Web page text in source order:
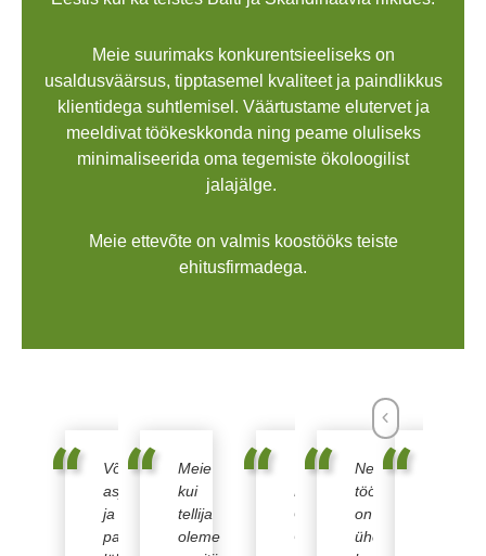
Meie suurimaks konkurentsieeliseks on
usaldusväärsus, tipptasemel kvaliteet ja paindlikkus
klientidega suhtlemisel. Väärtustame elutervet ja
meeldivat töökeskkonda ning peame oluliseks
minimaliseerida oma tegemiste ökoloogilist
jalajälge.
Meie ettevõte on valmis koostööks teiste
ehitusfirmadega.
Võimekas,
asjatundlik
ja
paindliku
Meie
kui
tellija
oleme
Teeme
Evocon
Grupp
OÜ-
Nende
tööstiilis
on
ühendatud
Previous